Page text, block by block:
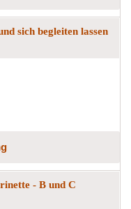
sich begleiten lassen
- B und C